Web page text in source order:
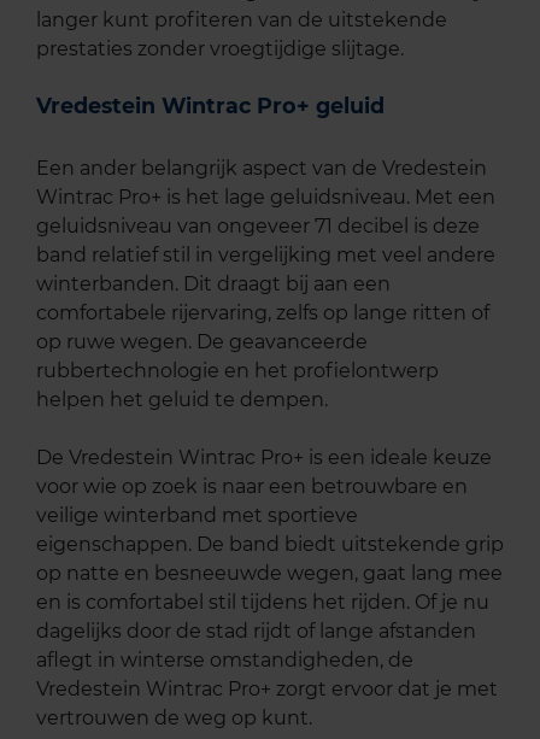
langer kunt profiteren van de uitstekende
prestaties zonder vroegtijdige slijtage.
Vredestein Wintrac Pro+ geluid
Een ander belangrijk aspect van de Vredestein
Wintrac Pro+ is het lage geluidsniveau. Met een
geluidsniveau van ongeveer 71 decibel is deze
band relatief stil in vergelijking met veel andere
winterbanden. Dit draagt bij aan een
comfortabele rijervaring, zelfs op lange ritten of
op ruwe wegen. De geavanceerde
rubbertechnologie en het profielontwerp
helpen het geluid te dempen.
De Vredestein Wintrac Pro+ is een ideale keuze
voor wie op zoek is naar een betrouwbare en
veilige winterband met sportieve
eigenschappen. De band biedt uitstekende grip
op natte en besneeuwde wegen, gaat lang mee
en is comfortabel stil tijdens het rijden. Of je nu
dagelijks door de stad rijdt of lange afstanden
aflegt in winterse omstandigheden, de
Vredestein Wintrac Pro+ zorgt ervoor dat je met
vertrouwen de weg op kunt.